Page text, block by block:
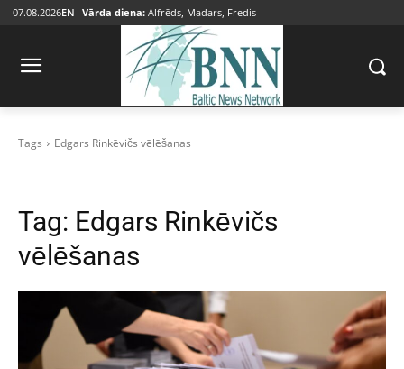
07.08.2026EN Vārda diena: Alfrēds, Madars, Fredis
Tags Edgars Rinkēvičs vēlēšanas
Tag: Edgars Rinkēvičs
vēlēšanas